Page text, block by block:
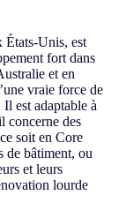
Unis, est
fort dans
et en
vraie force de
est adaptable à
concerne des
soit en Core
de bâtiment, ou
et leurs
lourde